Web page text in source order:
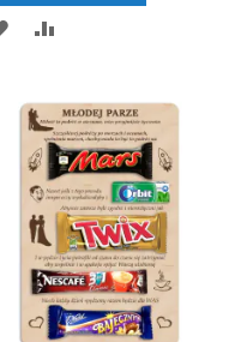
DODAJ
LISTY
ŻYCZEŃ